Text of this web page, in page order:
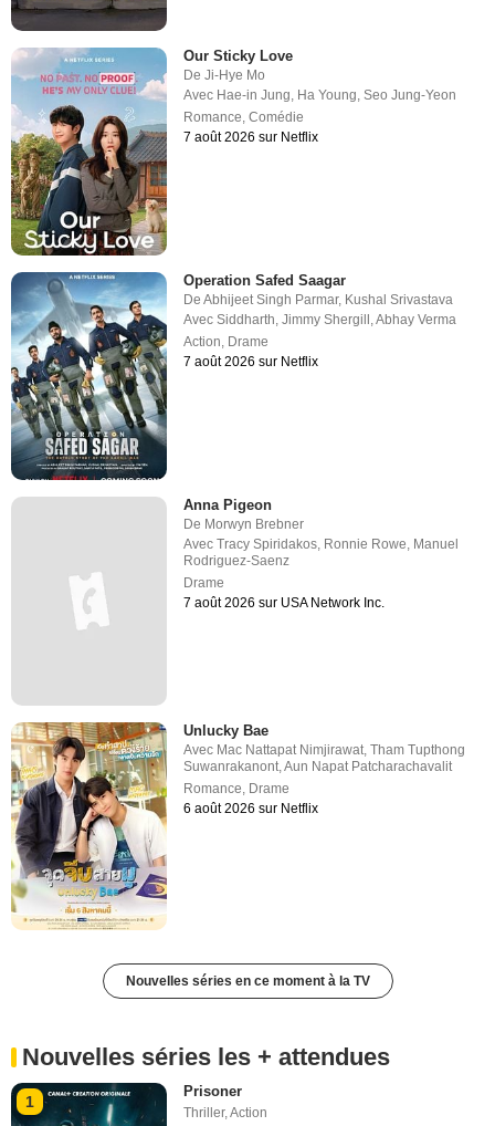
Our Sticky Love
DeJi-Hye Mo
Avec Hae-in Jung Ha Young ,Seo Jung-Yeon
Romance ,Comédie
7 août 2026 sur Netflix
Operation Safed Saagar
DeAbhijeet Singh Parmar, Kushal Srivastava
AvecSiddharth,Jimmy Shergill ,Abhay Verma
Action, Drame
7 août 2026 sur Netflix
Anna Pigeon
De Morwyn Brebner
AvecTracy Spiridakos, Ronnie Rowe, Manuel
Rodriguez-Saenz
Drame
7 août 2026 sur USA Network Inc.
Unlucky Bae
Avec Mac Nattapat Nimjirawat ,Tham Tupthong
Suwanrakanont ,Aun Napat Patcharachavalit
Romance Drame
6 août 2026 sur Netflix
Nouvelles séries en ce moment à la TV
Nouvelles séries les + attendues
1
Prisoner
Thriller,Action